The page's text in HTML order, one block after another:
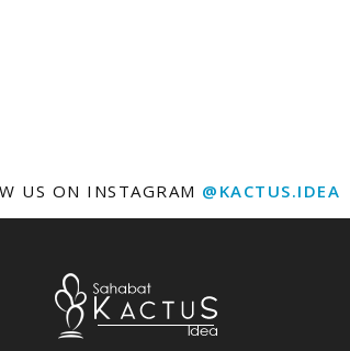
US ON INSTAGRAM @KACTUS.IDEA